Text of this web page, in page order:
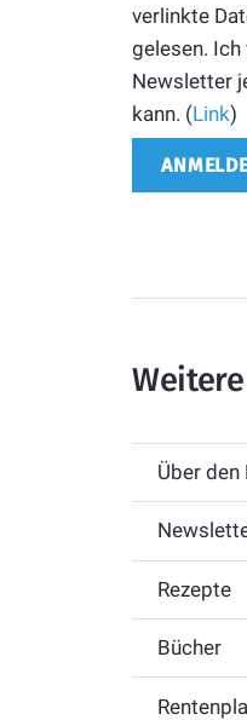
verlinkte
gelesen.
Newsletter
kann. (Link)
Über den
Rezepte
Bücher